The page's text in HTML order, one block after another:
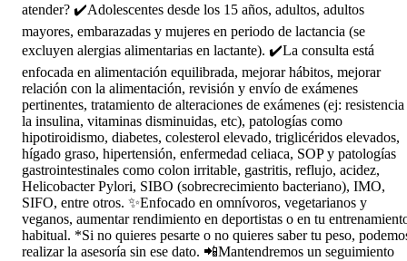
atender? ✔️Adolescentes desde los 15 años, adultos, adultos
mayores, embarazadas y mujeres en periodo de lactancia (se
excluyen alergias alimentarias en lactante). ✔️La consulta está
enfocada en alimentación equilibrada, mejorar hábitos, mejorar
relación con la alimentación, revisión y envío de exámenes
pertinentes, tratamiento de alteraciones de exámenes (ej: resistencia
la insulina, vitaminas disminuidas, etc), patologías como
hipotiroidismo, diabetes, colesterol elevado, triglicéridos elevados,
hígado graso, hipertensión, enfermedad celiaca, SOP y patologías
gastrointestinales como colon irritable, gastritis, reflujo, acidez,
Helicobacter Pylori, SIBO (sobrecrecimiento bacteriano), IMO,
SIFO, entre otros. ✨Enfocado en omnívoros, vegetarianos y
veganos, aumentar rendimiento en deportistas o en tu
habitual. *Si no quieres pesarte o no quieres saber tu peso,
realizar la asesoría sin ese dato. 📲Mantendremos un seguimiento